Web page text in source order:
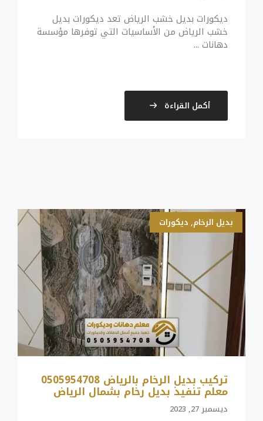
ديكورات بديل خشب الرياض تعد ديكورات بديل
خشب الرياض من الأساسيات التي توفرها مؤسسة
دهانات ...
أكمل القراءة
بديل الرخام, ديكورات
تركيب بديل الرخام بالرياض 0505954708
معلم تنفيذ بديل رخام بشمال الرياض
ديسمبر 27, 2023